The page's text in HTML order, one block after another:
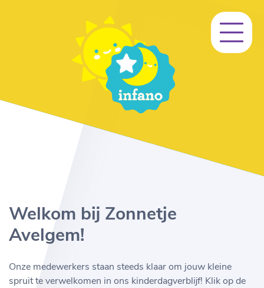
Welkom bij Zonnetje
Avelgem!
Onze medewerkers staan steeds klaar om jouw kleine
spruit te verwelkomen in ons kinderdagverblijf! Klik op de